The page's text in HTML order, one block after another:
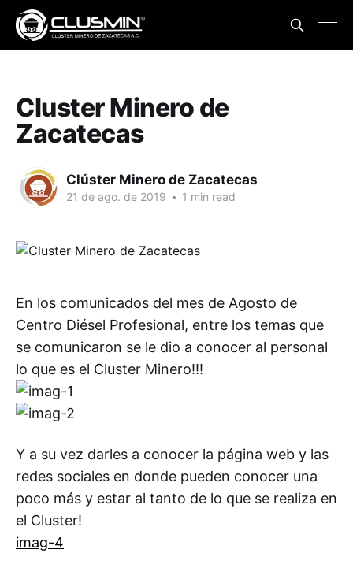
Cluster Minero de
Zacatecas
Clúster Minero de Zacatecas
21 de ago. de 2019 • 1 min read
En los comunicados del mes de Agosto de
Centro Diésel Profesional, entre los temas que
se comunicaron se le dio a conocer al personal
lo que es el Cluster Minero!!!
Y a su vez darles a conocer la página web y las
redes sociales en donde pueden conocer una
poco más y estar al tanto de lo que se realiza en
el Cluster!
imag-4